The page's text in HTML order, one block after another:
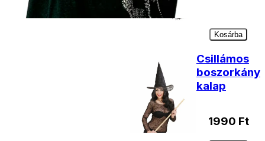
Kosárba
Csillámos
boszorkány
kalap
1990 Ft